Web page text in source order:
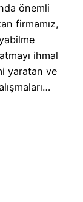
önemli
firmamız,
ihmal
yaratan ve